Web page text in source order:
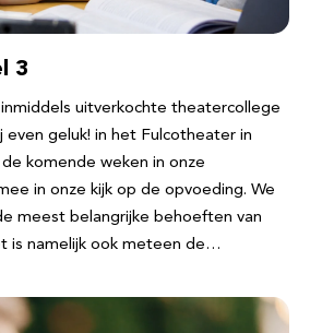
3
uitverkochte theatercollege
even geluk! in het Fulcotheater in
komende weken in onze
in onze kijk op de opvoeding. We
meest belangrijke behoeften van
is namelijk ook meteen de…